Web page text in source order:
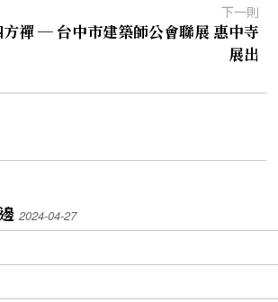
下一則
方禪 ─ 台中市建築師公會聯展 惠中寺
展出
2024-04-27